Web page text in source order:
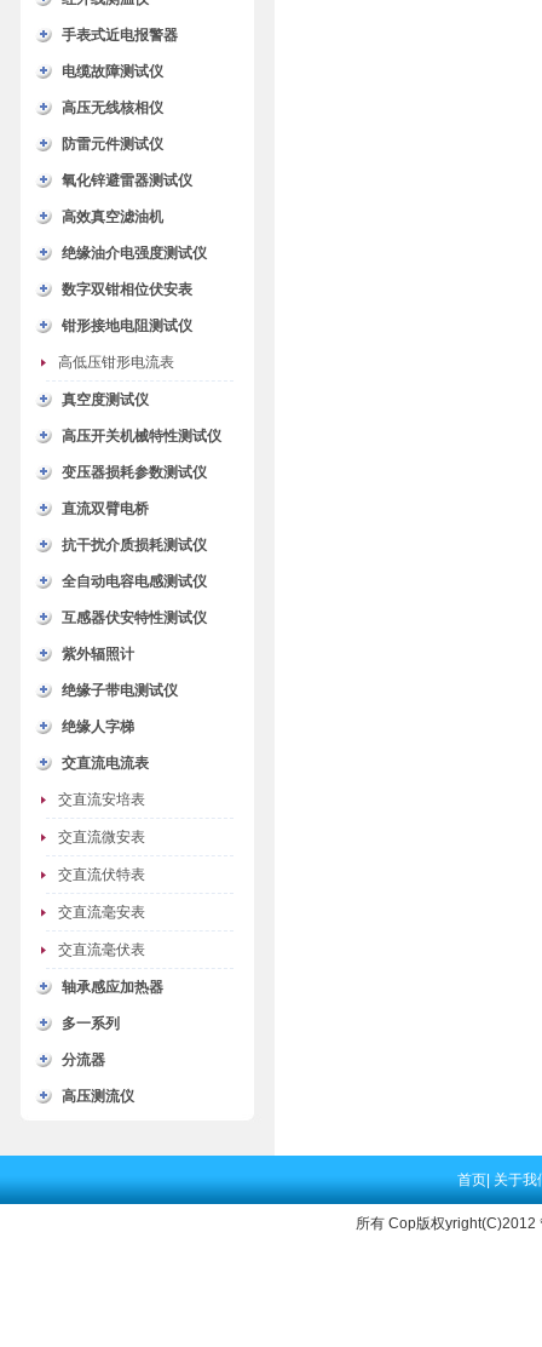
手表式近电报警器
电缆故障测试仪
高压无线核相仪
防雷元件测试仪
氧化锌避雷器测试仪
高效真空滤油机
绝缘油介电强度测试仪
数字双钳相位伏安表
钳形接地电阻测试仪
高低压钳形电流表
真空度测试仪
高压开关机械特性测试仪
变压器损耗参数测试仪
直流双臂电桥
抗干扰介质损耗测试仪
全自动电容电感测试仪
互感器伏安特性测试仪
紫外辐照计
绝缘子带电测试仪
绝缘人字梯
交直流电流表
交直流安培表
交直流微安表
交直流伏特表
交直流毫安表
交直流毫伏表
轴承感应加热器
多一系列
分流器
高压测流仪
首页 关于
所有 Cop版权yright(C)2012